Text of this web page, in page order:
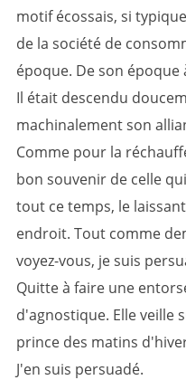
motif écossais, si
de la société de
époque. De son époque
Il était descendu
machinalement son
Comme pour la
bon souvenir de celle
tout ce temps, le
endroit. Tout comme
voyez-vous, je suis
Quitte à faire une
d'agnostique. Elle veille
prince des matins
J'en suis persuadé.